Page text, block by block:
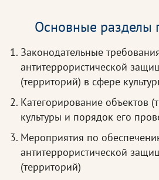
Основные разделы
Законодательные
антитеррористической
(территорий) в сфере
Категорирование объектов
культуры и порядок его
Мероприятия по
антитеррористической
(территорий)